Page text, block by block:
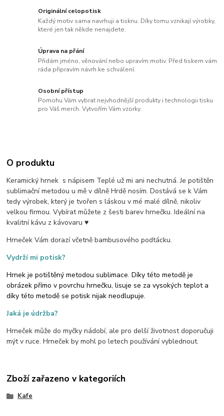
Originální celopotisk
Každý motiv sama navrhuji a tisknu. Díky tomu vznikají výrobky,
které jen tak někde nenajdete.
Úprava na přání
Přidám jméno, věnování nebo upravím motiv. Před tiskem vám
ráda připravím návrh ke schválení.
Osobní přístup
Pomohu Vám vybrat nejvhodnější produkty i technologii tisku
pro Váš merch. Vytvořím Vám vzorky.
O produktu
Keramický hrnek s nápisem Teplé už mi ani nechutná. Je potištěn
sublimační metodou u mě v dílně Hrdě nosím. Dostává se k Vám
tedy výrobek, který je tvořen s láskou v mé malé dílně, nikoliv
velkou firmou. Vybírat můžete z šesti barev hrnečku. Ideální na
kvalitní kávu z kávovaru ♥
Hrneček Vám dorazí včetně bambusového podtácku.
Vydrží mi potisk?
Hrnek je potištěný metodou sublimace. Díky této metodě je
obrázek přímo v povrchu hrnečku, lisuje se za vysokých teplot a
díky této metodě se potisk nijak neodlupuje.
Jaká je údržba?
Hrneček může do myčky nádobí, ale pro delší životnost doporučuji
mýt v ruce. Hrneček by mohl po letech používání vyblednout.
Zboží zařazeno v kategoriích
Kafe